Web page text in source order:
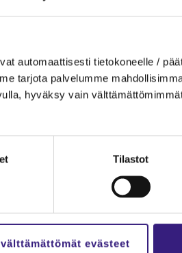
au­to­maat­ti­ses­ti tie­to­ko­neel­le /
tar­jo­ta pal­ve­lum­me
hy­väk­sy vain
Tilastot
evästeet
do­sent­ti, pu­heen­joh­ta­ja,
työ­suh­tees­sa
muu­tok­sia
ra­jan­ve­to teh­dään, miten